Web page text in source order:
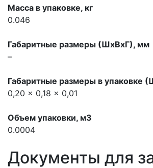
Масса в упаковке, кг
0.046
Габаритные размеры (ШхВхГ), мм
–
Габаритные размеры в упаковке
0,20 x 0,18 x 0,01
Объем упаковки, м3
0.0004
Документы для